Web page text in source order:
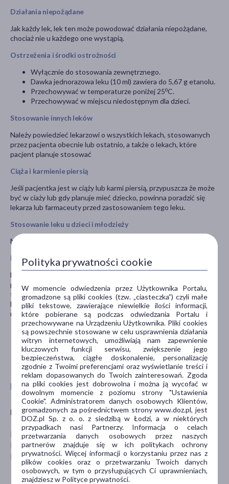
Pokaż wszystkie produkty DENTOSEPT
Producent
PHYTOPHARM
Klęka 1
Nowe Miasto nad Warta
Działania niepożądane
Jak każdy lek, lek ten może powodować działania niepożądane,
chociaż nie u każdego one wystąpią.
Ostrzeżenia i środki ostrożności
Wyłącznie do stosowania zewnętrznego.
Dawka jednorazowa leku (10 ml) zawiera do 5,67 g etanolu.
Przechowywać w temperaturze poniżej 25oC.
Przechowywać w miejscu niedostępnym dla dzieci.
Stosowanie innych leków
Należy powiedzieć lekarzowi o wszystkich lekach, stosowanych
przez pacjenta obecnie lub ostatnio, a także o lekach, które
pacjent planuje stosować
Ciąża i karmienie piersią
Jeśli pacjentka jest w ciąży lub karmi piersią, przypuszcza że może
być w ciaży lub gdy planuje mieć dziecko, powinna poradzić się
lekarza lub farmaceuty przed zastosowaniem tego leku.
Stosowanie leku u dzieci i młodzieży
Nie stosować u dzieci poniżej 6 roku życia.
Prowadzenie pojazdów i obsługa maszyn
Bezpośrednio po zastosowaniu leku alkohol może być wykrywany
przez urządzenia do pomiaru alkoholu w wydychanym powietrzu, z
tego względu nie należy prowadzić pojazdów i obsługiwać maszyn
bezpośrednio po zastosowaniu produktu. Należy zachować co
najmniej półgodzinną przerwę.
Polityka prywatności cookie
W momencie odwiedzenia przez Użytkownika Portalu,
gromadzone są pliki cookies (tzw. „ciasteczka”) czyli małe
pliki tekstowe, zawierające niewielkie ilości informacji,
które pobierane są podczas odwiedzania Portalu i
przechowywane na Urządzeniu Użytkownika. Pliki cookies
są powszechnie stosowane w celu usprawnienia działania
witryn internetowych, umożliwiają nam zapewnienie
kluczowych funkcji serwisu, zwiększenie jego
bezpieczeństwa, ciągłe doskonalenie, personalizację
zgodnie z Twoimi preferencjami oraz wyświetlanie treści i
reklam dopasowanych do Twoich zainteresowań. Zgoda
na pliki cookies jest dobrowolna i można ją wycofać w
dowolnym momencie z poziomu strony "Ustawienia
Cookie". Administratorem danych osobowych Klientów,
gromadzonych za pośrednictwem strony www.doz.pl, jest
DOZ.pl Sp. z o. o. z siedzibą w Łodzi, a w niektórych
przypadkach nasi Partnerzy. Informacja o celach
przetwarzania danych osobowych przez naszych
partnerów znajduje się w ich politykach ochrony
prywatności. Więcej informacji o korzystaniu przez nas z
plików cookies oraz o przetwarzaniu Twoich danych
osobowych, w tym o przysługujących Ci uprawnieniach,
znajdziesz w Polityce prywatności.